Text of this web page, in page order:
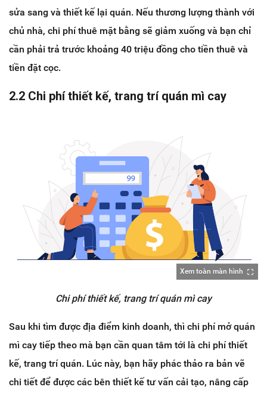
sửa sang và thiết kế lại quán. Nếu thương lượng thành với
chủ nhà, chi phí thuê mặt bằng sẽ giảm xuống và bạn chỉ
cần phải trả trước khoảng 40 triệu đồng cho tiền thuê và
tiền đặt cọc.
2.2 Chi phí thiết kế, trang trí quán mì cay
Xem toàn màn hình
Chi phí thiết kế, trang trí quán mì cay
Sau khi tìm được địa điểm kinh doanh, thì chi phí mở quán
mì cay tiếp theo mà bạn cần quan tâm tới là chi phí thiết
kế, trang trí quán. Lúc này, bạn hãy phác thảo ra bản vẽ
chi tiết để được các bên thiết kế tư vấn cải tạo, nâng cấp